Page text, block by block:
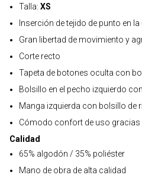
Talla: XS
Inserción de tejido de punto en
Gran libertad de movimiento y
Corte recto
Tapeta de botones oculta con
Bolsillo en el pecho izquierdo
Manga izquierda con bolsillo de
Cómodo confort de uso gracias
Calidad
65% algodón / 35% poliéster
Mano de obra de alta calidad